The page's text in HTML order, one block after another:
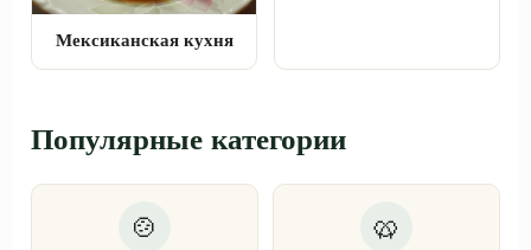
Мексиканская кухня
Популярные категории